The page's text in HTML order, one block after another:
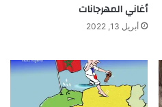
أغاني المهرجانات
أبريل 13, 2022